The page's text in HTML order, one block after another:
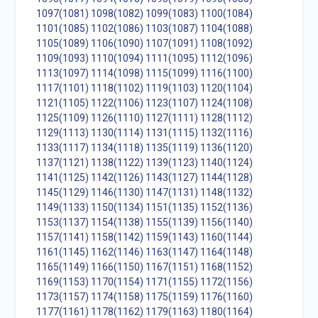
1097(1081) 1098(1082) 1099(1083) 1100(1084)
1101(1085) 1102(1086) 1103(1087) 1104(1088)
1105(1089) 1106(1090) 1107(1091) 1108(1092)
1109(1093) 1110(1094) 1111(1095) 1112(1096)
1113(1097) 1114(1098) 1115(1099) 1116(1100)
1117(1101) 1118(1102) 1119(1103) 1120(1104)
1121(1105) 1122(1106) 1123(1107) 1124(1108)
1125(1109) 1126(1110) 1127(1111) 1128(1112)
1129(1113) 1130(1114) 1131(1115) 1132(1116)
1133(1117) 1134(1118) 1135(1119) 1136(1120)
1137(1121) 1138(1122) 1139(1123) 1140(1124)
1141(1125) 1142(1126) 1143(1127) 1144(1128)
1145(1129) 1146(1130) 1147(1131) 1148(1132)
1149(1133) 1150(1134) 1151(1135) 1152(1136)
1153(1137) 1154(1138) 1155(1139) 1156(1140)
1157(1141) 1158(1142) 1159(1143) 1160(1144)
1161(1145) 1162(1146) 1163(1147) 1164(1148)
1165(1149) 1166(1150) 1167(1151) 1168(1152)
1169(1153) 1170(1154) 1171(1155) 1172(1156)
1173(1157) 1174(1158) 1175(1159) 1176(1160)
1177(1161) 1178(1162) 1179(1163) 1180(1164)